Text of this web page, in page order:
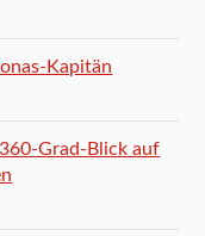
Kapitän
Grad-Blick auf